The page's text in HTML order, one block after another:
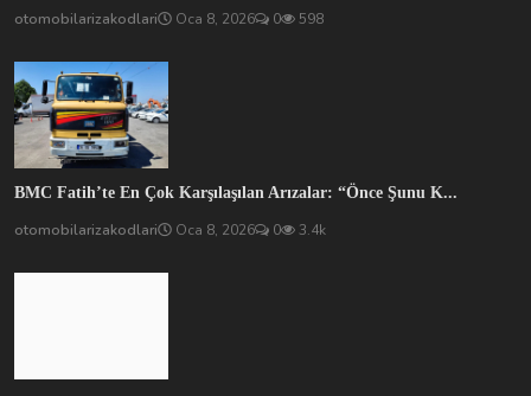
BMC Megastar Serisi (290 V Kombi/Panelvan, 360 V, 360 V...
otomobilarizakodlari
İlginç şeyler ve güncellemeler almak için buradan abone olun!